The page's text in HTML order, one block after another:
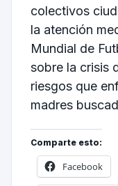
colectivos
la atención
Mundial de
sobre la crisis
riesgos que
madres
Comparte esto:
Facebook